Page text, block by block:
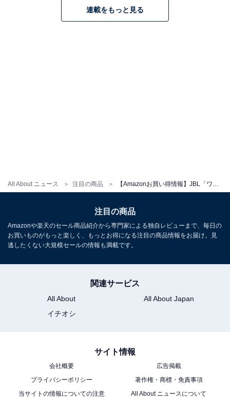
All About ニュース 注目の商品
JBL CHARGE 6 / ポータブルスピーカー/Bluetooth対応 /
IP68 防塵防水/USB-C/アプリ対応/モバイルバッテリー機
能/ハンドストラップ付属/AURA CAST マルチスピーカー
接続/ホワイト / JBLCHARGE6WHT
JBL「SB510」
【Amazon.co.jp 限定】JBL SB510 オールインワンサウ
連載をもっと見る
注目の商品
Amazonや楽天のセール商品紹介から専門家による独自レビューまで、毎日の
お買いものがもっと楽しく、もっとお得になる注目の商品情報をお届け。見
逃したくない大規模セールの情報も満載です。
関連サービス
All About
All About Japan
イチオシ
サイト情報
会社概要
広告掲載
プライバシーポリシー
著作権・商標・免責事項
当サイトの情報についての注意
All About ニュースについて